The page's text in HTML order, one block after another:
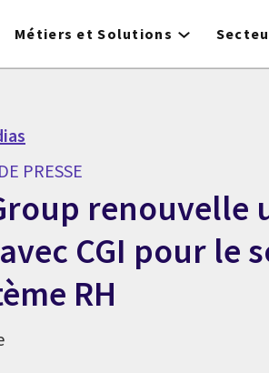
Métiers et Solutions
PRESSE
renouvelle
CGI pour le
RH